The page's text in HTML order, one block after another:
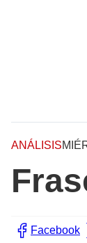
ANÁLISIS
Facebook